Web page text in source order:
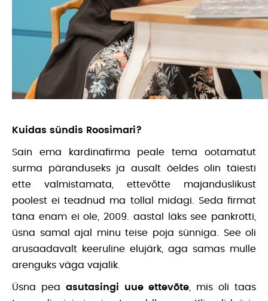
Kuidas sündis Roosimari?
Sain ema kardinafirma peale tema ootamatut
surma päranduseks ja ausalt öeldes olin täiesti
ette valmistamata, ettevõtte majanduslikust
poolest ei teadnud ma tollal midagi. Seda firmat
täna enam ei ole, 2009. aastal läks see pankrotti,
üsna samal ajal minu teise poja sünniga. See oli
arusaadavalt keeruline elujärk, aga samas mulle
arenguks väga vajalik.
Üsna pea asutasingi uue ettevõte , mis oli taas